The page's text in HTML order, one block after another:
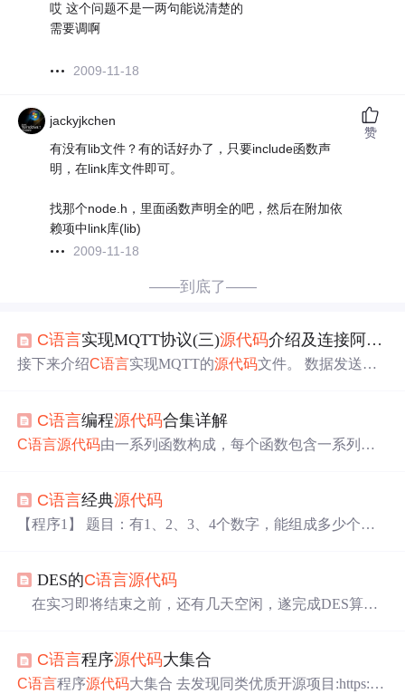
哎 这个问题不是一两句能说清楚的
需要调啊
2009-11-18
jackyjkchen
有没有lib文件？有的话好办了，只要include函数声
明，在link库文件即可。
找那个node.h，里面函数声明全的吧，然后在附加依
赖项中link库(lib)
2009-11-18
赞
——到底了——
C语言实现MQTT协议(三)源代码介绍及连接阿里云
接下来介绍C语言实现MQTT的源代码文件。 数据发送缓
中 宏定义MQTT_BUFF_SIZE在头文件
冲区只在该C文件中使用，所以可以加上static关键字。 接
-接口 * * \param data 指向需要发
C语言编程源代码合集详解
C语言源代码由一系列函数构成，每个函数包含一系列语
含、全局变量声明、函数定义、数据类型声明等
识符是程序员用来命名变量、函数、数组、宏等实体的符
要。C语言中有一组预定义的保留字，它们在语言
殊的含义。关键字是编程语言 中 预先定义的具有特殊意义
的单词，如数据类型、控制结构等。
C语言经典源代码
【程序1】 题目：有1、2、3、4个数字，能组成多少个互
有的排列后再去 掉不满足条件的排列。 2.程
源代码： #include "stdio.h" int main(void) { int i, j, k; printf
DES的C语言源代码
在实习即将结束之前，还有几天空闲，遂完成DES算
对我的不足之处给点意见。共同提高。 DES算法由加
密、解密和子密钥的生成三部分组成。 DES算法处理的
C语言程序源代码大集合
C语言程序源代码大集合 去发现同类优质开源项目:https://g